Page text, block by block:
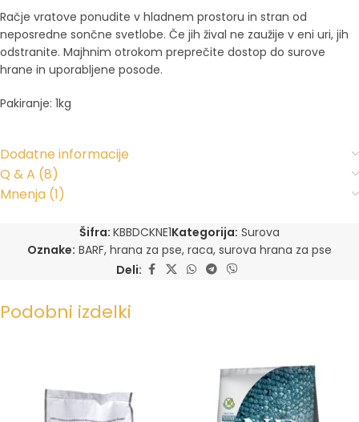
Račje vratove ponudite v hladnem prostoru in stran od
neposredne sončne svetlobe. Če jih žival ne zaužije v eni uri, jih
odstranite. Majhnim otrokom preprečite dostop do surove
hrane in uporabljene posode.
Pakiranje: 1kg
Dodatne informacije
Q & A (8)
Mnenja (1)
Šifra: KBBDCKNE1Kategorija: Surova
Oznake: BARF, hrana za pse, raca, surova hrana za pse
Deli:
Podobni izdelki